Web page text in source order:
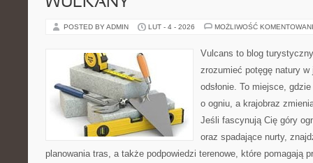
POSTED BY ADMIN LUT - 4 - 2026 MOŻLIWOŚĆ
Vulcans to blog
zrozumieć potęgę natury
odsłonie. To miejsce,
o ogniu, a krajobraz
Jeśli fascynują Cię góry
oraz spadające nurty,
planowania tras, a także podpowiedzi terenowe, które pomagają